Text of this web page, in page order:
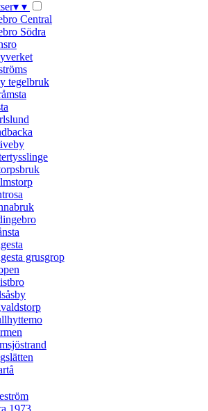
▾ ▾
Central
Södra
tegelbruk
grusgrop
1973